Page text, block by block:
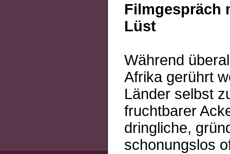
Filmgespräch
Lüst
Während
Afrika gerührt
Länder selbst
fruchtbarer
dringliche,
schonungslos